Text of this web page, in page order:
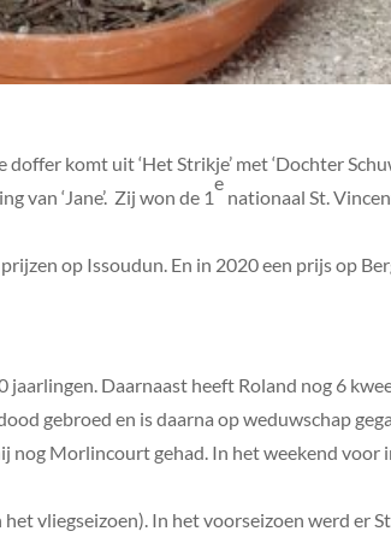
komt uit ‘Het Strikje’ met ‘Dochter
van ‘Jane’. Zij won de 1
e
nationaal St.
op Issoudun. En in 2020 een prijs op
Daarnaast heeft Roland nog 6
gebroed en is daarna op weduwschap
nog Morlincourt gehad. In het weekend voor
vliegseizoen). In het voorseizoen werd er